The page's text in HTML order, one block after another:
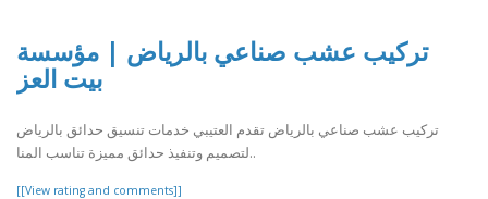
تركيب عشب صناعي بالرياض | مؤسسة
بيت العز
تركيب عشب صناعي بالرياض تقدم العتيبي خدمات تنسيق حدائق بالرياض
لتصميم وتنفيذ حدائق مميزة تناسب المنا..
[[View rating and comments]]